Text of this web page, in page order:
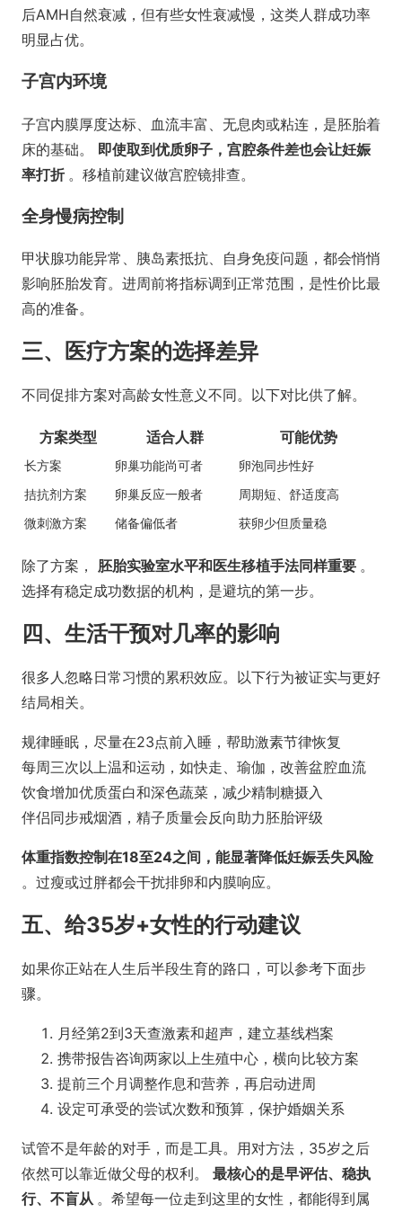
后AMH自然衰减，但有些女性衰减慢，这类人群成功率
明显占优。
子宫内环境
子宫内膜厚度达标、血流丰富、无息肉或粘连，是胚胎着
床的基础。 即使取到优质卵子，宫腔条件差也会让妊娠
率打折 。移植前建议做宫腔镜排查。
全身慢病控制
甲状腺功能异常、胰岛素抵抗、自身免疫问题，都会悄悄
影响胚胎发育。进周前将指标调到正常范围，是性价比最
高的准备。
三、医疗方案的选择差异
不同促排方案对高龄女性意义不同。以下对比供了解。
方案类型 适合人群 可能优势
长方案 卵巢功能尚可者
卵泡同步性好
拮抗剂方案
卵巢反应一般者
周期短、舒适度高
微刺激方案
储备偏低者 获卵少但质量稳
除了方案， 胚胎实验室水平和医生移植手法同样重要 。
选择有稳定成功数据的机构，是避坑的第一步。
四、生活干预对几率的影响
很多人忽略日常习惯的累积效应。以下行为被证实与更好
结局相关。
规律睡眠，尽量在23点前入睡，帮助激素节律恢复
每周三次以上温和运动，如快走、瑜伽，改善盆腔血流
饮食增加优质蛋白和深色蔬菜，减少精制糖摄入
伴侣同步戒烟酒，精子质量会反向助力胚胎评级
体重指数控制在18至24之间，能显著降低妊娠丢失风险
。过瘦或过胖都会干扰排卵和内膜响应。
五、给35岁+女性的行动建议
如果你正站在人生后半段生育的路口，可以参考下面步
骤。
月经第2到3天查激素和超声，建立基线档案
携带报告咨询两家以上生殖中心，横向比较方案
提前三个月调整作息和营养，再启动进周
设定可承受的尝试次数和预算，保护婚姻关系
试管不是年龄的对手，而是工具。用对方法，35岁之后
依然可以靠近做父母的权利。 最核心的是早评估、稳执
行、不盲从 。希望每一位走到这里的女性，都能得到属